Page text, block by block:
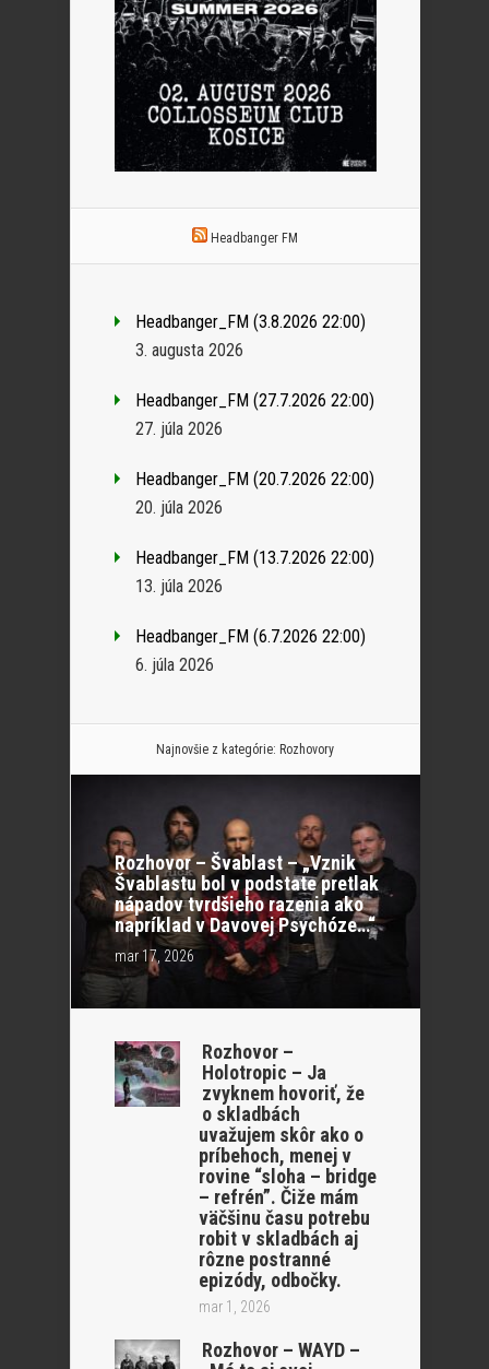
Headbanger FM
Headbanger_FM (3.8.2026 22:00)
3. augusta 2026
Headbanger_FM (27.7.2026 22:00)
27. júla 2026
Headbanger_FM (20.7.2026 22:00)
20. júla 2026
Headbanger_FM (13.7.2026 22:00)
13. júla 2026
Headbanger_FM (6.7.2026 22:00)
6. júla 2026
Najnovšie z kategórie: Rozhovory
Rozhovor – Švablast – „Vznik
Švablastu bol v podstate pretlak
nápadov tvrdšieho razenia ako
napríklad v Davovej Psychóze…“
mar 17, 2026
Rozhovor –
Holotropic – Ja
zvyknem hovoriť, že
o skladbách
uvažujem skôr ako o
príbehoch, menej v
rovine “sloha – bridge
– refrén”. Čiže mám
väčšinu času potrebu
robit v skladbách aj
rôzne postranné
epizódy, odbočky.
mar 1, 2026
Rozhovor – WAYD –